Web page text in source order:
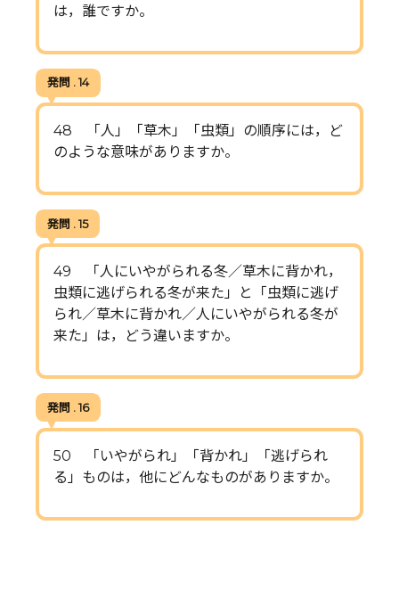
は，誰ですか。
発問 . 14
48 「人」「草木」「虫類」の順序には，ど
のような意味がありますか。
発問 . 15
49 「人にいやがられる冬／草木に背かれ，
虫類に逃げられる冬が来た」と「虫類に逃げ
られ／草木に背かれ／人にいやがられる冬が
来た」は，どう違いますか。
発問 . 16
50 「いやがられ」「背かれ」「逃げられ
る」ものは，他にどんなものがありますか。